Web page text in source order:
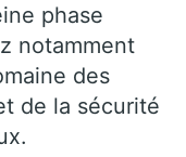
phase
notamment
des
de la sécurité